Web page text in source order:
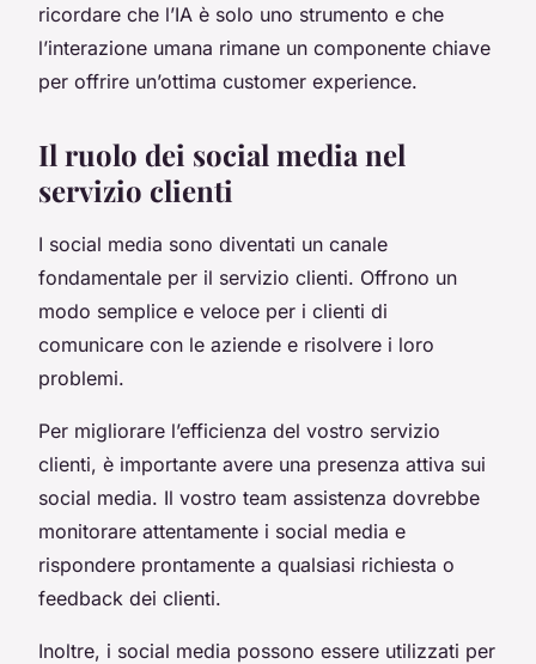
ricordare che l’IA è solo uno strumento e che
l’interazione umana rimane un componente chiave
per offrire un’ottima customer experience.
Il ruolo dei social media nel
servizio clienti
I social media sono diventati un canale
fondamentale per il servizio clienti. Offrono un
modo semplice e veloce per i clienti di
comunicare con le aziende e risolvere i loro
problemi.
Per migliorare l’efficienza del vostro servizio
clienti, è importante avere una presenza attiva sui
social media. Il vostro team assistenza dovrebbe
monitorare attentamente i social media e
rispondere prontamente a qualsiasi richiesta o
feedback dei clienti.
Inoltre, i social media possono essere utilizzati per